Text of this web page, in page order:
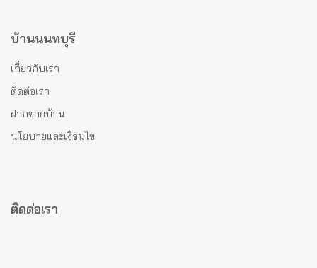
บ้านนนทบุรี
เกี่ยวกับเรา
ติดต่อเรา
ฝากขายบ้าน
นโยบายและเงื่อนไข
ติดต่อเรา